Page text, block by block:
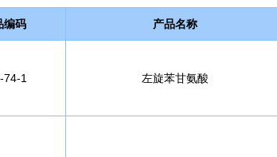
编码 产品名称
74-1 左旋苯甘氨酸